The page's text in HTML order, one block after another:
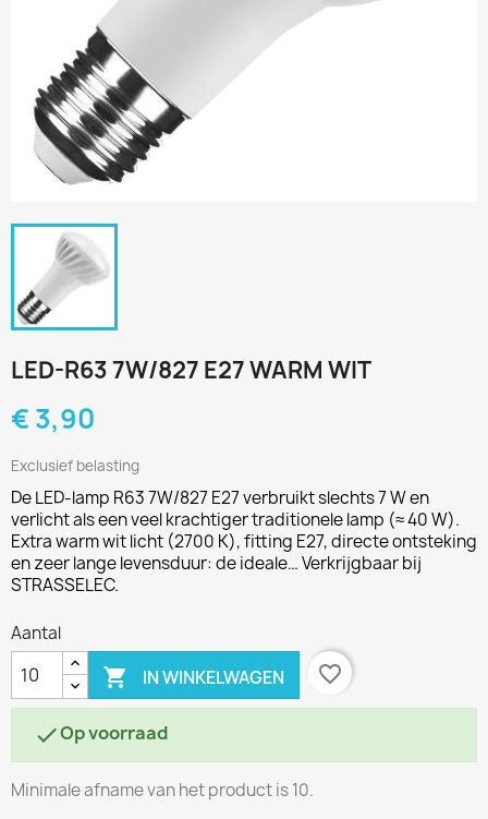
LED-R63 7W/827 E27 WARM WIT
€ 3,90
Exclusief belasting
De LED-lamp R63 7W/827 E27 verbruikt slechts 7 W en
verlicht als een veel krachtiger traditionele lamp (≈ 40 W).
Extra warm wit licht (2700 K), fitting E27, directe ontsteking
en zeer lange levensduur: de ideale… Verkrijgbaar bij
STRASSELEC.
Aantal
 IN WINKELWAGEN favorite_border
Op voorraad
Minimale afname van het product is 10.